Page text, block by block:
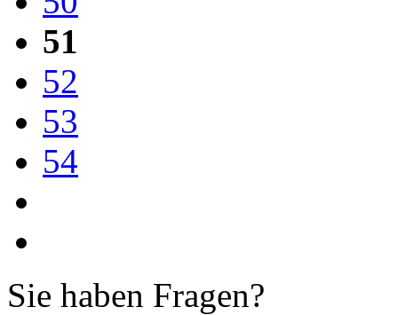
51
52
53
54
Sie haben Fragen?